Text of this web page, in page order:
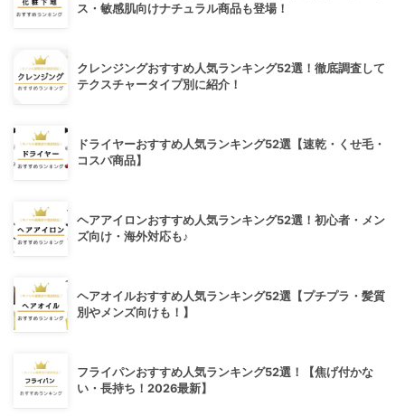
ス・敏感肌向けナチュラル商品も登場！
クレンジングおすすめ人気ランキング52選！徹底調査して
テクスチャータイプ別に紹介！
ドライヤーおすすめ人気ランキング52選【速乾・くせ毛・
コスパ商品】
ヘアアイロンおすすめ人気ランキング52選！初心者・メン
ズ向け・海外対応も♪
ヘアオイルおすすめ人気ランキング52選【プチプラ・髪質
別やメンズ向けも！】
フライパンおすすめ人気ランキング52選！【焦げ付かな
い・長持ち！2026最新】